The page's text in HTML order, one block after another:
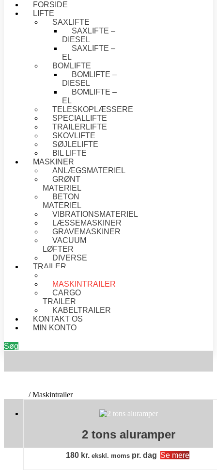
FORSIDE
LIFTE
SAXLIFTE
SAXLIFTE –
DIESEL
SAXLIFTE –
EL
BOMLIFTE
BOMLIFTE –
DIESEL
BOMLIFTE –
EL
TELESKOPLÆSSERE
SPECIALLIFTE
TRAILERLIFTE
SKOVLIFTE
SØJLELIFTE
BIL LIFTE
MASKINER
ANLÆGSMATERIEL
GRØNT
MATERIEL
BETON
MATERIEL
VIBRATIONSMATERIEL
LÆSSEMASKINER
GRAVEMASKINER
VACUUM
LØFTER
DIVERSE
TRAILER
MASKINTRAILER
CARGO
TRAILER
KABELTRAILER
KONTAKT OS
MIN KONTO
Søg
/ Maskintrailer
2 tons aluramper
180 kr. ekskl. moms pr. dag Se mere